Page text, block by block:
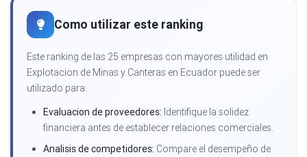
Como utilizar este ranking
Este ranking de las 25 empresas con mayores utilidad en
Explotacion de Minas y Canteras en Ecuador puede ser
utilizado para:
Evaluacion de proveedores: Identifique la solidez
financiera antes de establecer relaciones comerciales.
Analisis de competidores: Compare el desempeño de